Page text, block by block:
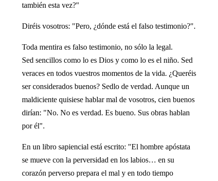
también esta vez?"
Diréis vosotros: "Pero, ¿dónde está el falso testimonio?".
Toda mentira es falso testimonio, no sólo la legal.
Sed sencillos como lo es Dios y como lo es el niño. Sed
veraces en todos vuestros momentos de la vida. ¿Queréis
ser considerados buenos? Sedlo de verdad. Aunque un
maldiciente quisiese hablar mal de vosotros, cien buenos
dirían: "No. No es verdad. Es bueno. Sus obras hablan
por él".
En un libro sapiencial está escrito: "El hombre apóstata
se mueve con la perversidad en los labios… en su
corazón perverso prepara el mal y en todo tiempo